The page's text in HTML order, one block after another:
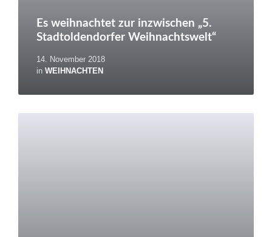
Es weihnachtet zur inzwischen „5.
Stadtoldendorfer Weihnachtswelt“
14. November 2018
in WEIHNACHTEN